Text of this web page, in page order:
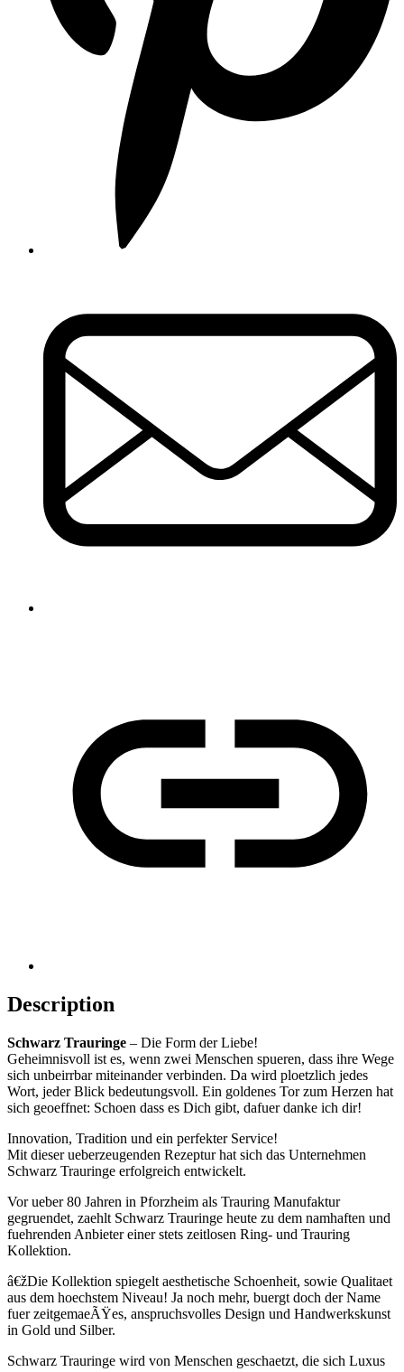
Description
Schwarz Trauringe – Die Form der Liebe!
Geheimnisvoll ist es, wenn zwei Menschen spueren, dass ihre Wege
sich unbeirrbar miteinander verbinden. Da wird ploetzlich jedes
Wort, jeder Blick bedeutungsvoll. Ein goldenes Tor zum Herzen hat
sich geoeffnet: Schoen dass es Dich gibt, dafuer danke ich dir!
Innovation, Tradition und ein perfekter Service!
Mit dieser ueberzeugenden Rezeptur hat sich das Unternehmen
Schwarz Trauringe erfolgreich entwickelt.
Vor ueber 80 Jahren in Pforzheim als Trauring Manufaktur
gegruendet, zaehlt Schwarz Trauringe heute zu dem namhaften und
fuehrenden Anbieter einer stets zeitlosen Ring- und Trauring
Kollektion.
â€žDie Kollektion spiegelt aesthetische Schoenheit, sowie Qualitaet
aus dem hoechstem Niveau! Ja noch mehr, buergt doch der Name
fuer zeitgemaeÃŸes, anspruchsvolles Design und Handwerkskunst
in Gold und Silber.
Schwarz Trauringe wird von Menschen geschaetzt, die sich Luxus